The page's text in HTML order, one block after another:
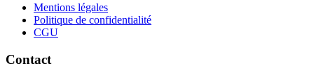
Mentions légales
Politique de confidentialité
CGU
Contact